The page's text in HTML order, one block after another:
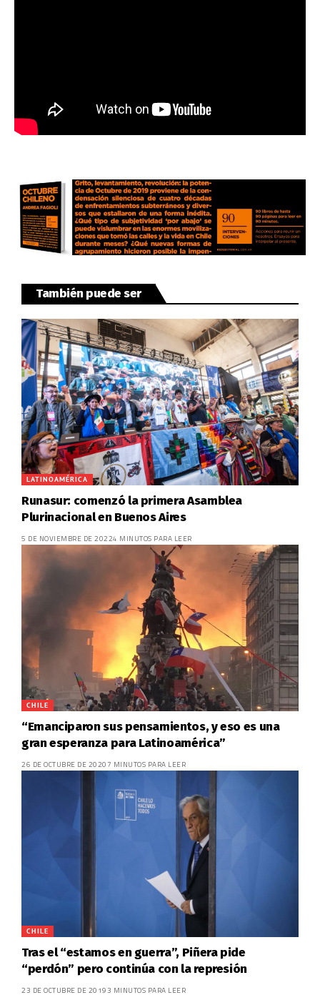
También puede ser
LATINOAMÉRICA
Runasur: comenzó la primera Asamblea
Plurinacional en Buenos Aires
5 DE NOVIEMBRE DE 20224 MINUTOS PARA LEER
CHILE
“Emanciparon sus pensamientos, y eso es una
gran esperanza para Latinoamérica”
26 DE OCTUBRE DE 20207 MINUTOS PARA LEER
CHILE
Tras el “estamos en guerra”, Piñera pide
“perdón” pero continúa con la represión
23 DE OCTUBRE DE 2019 3 MINUTOS PARA LEER